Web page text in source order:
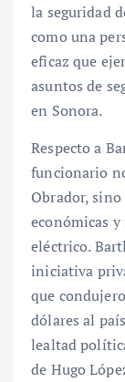
la seguridad
como una
eficaz que
asuntos de
en Sonora.
Respecto a
funcionario
Obrador,
económicas
eléctrico.
iniciativa
que
dólares al
lealtad
de Hugo